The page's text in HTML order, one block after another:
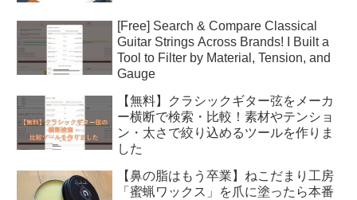
[Free] Search & Compare Classical
Guitar Strings Across Brands! I Built a
Tool to Filter by Material, Tension, and
Gauge
【無料】クラシックギター弦をメーカ
ー横断で検索・比較！素材やテンショ
ン・太さで絞り込めるツールを作りま
した
【鼻の脂はもう卒業】ねこだまり工房
「蜜蝋ワックス」を爪に塗ったら本番